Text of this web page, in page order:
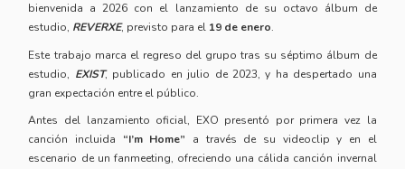
bienvenida a 2026 con el lanzamiento de su octavo álbum de
estudio, REVERXE, previsto para el 19 de enero.
Este trabajo marca el regreso del grupo tras su séptimo álbum de
estudio, EXIST, publicado en julio de 2023, y ha despertado una
gran expectación entre el público.
Antes del lanzamiento oficial, EXO presentó por primera vez la
canción incluida “I’m Home” a través de su videoclip y en el
escenario de un fanmeeting, ofreciendo una cálida canción invernal